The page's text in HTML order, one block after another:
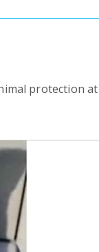
protection at